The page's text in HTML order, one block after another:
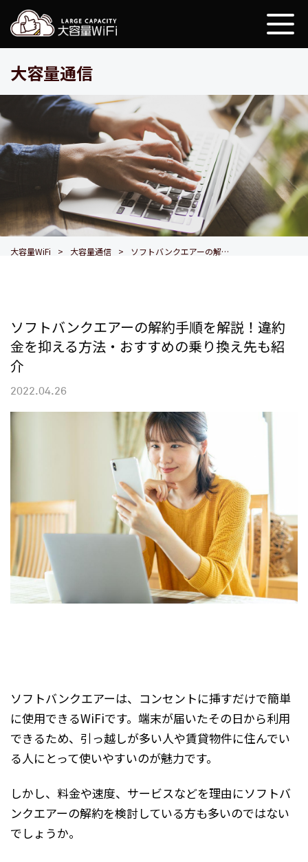
大容量通信
大容量WiFi 大容量通信 ソフトバンクエアーの解約手順を解説！違約金を抑える方法・おすすめの乗り換え先も紹介
ソフトバンクエアーの解約手順を解説！違約
金を抑える方法・おすすめの乗り換え先も紹
介
2022.04.26
ソフトバンクエアーは、コンセントに挿すだけで簡単
に使用できるWiFiです。端末が届いたその日から利用
できるため、引っ越しが多い人や賃貸物件に住んでい
る人にとって使いやすいのが魅力です。
しかし、料金や速度、サービスなどを理由にソフトバ
ンクエアーの解約を検討している方も多いのではない
でしょうか。